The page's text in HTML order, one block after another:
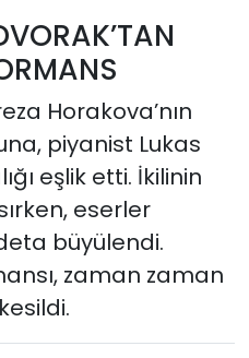
Horakova’nın
piyanist Lukas
eşlik etti. İkilinin
eserler
büyülendi.
zaman zaman